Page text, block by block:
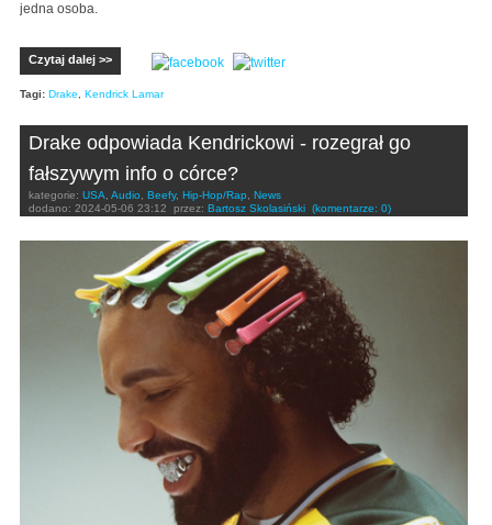
jedna osoba.
Czytaj dalej >>
Tagi: Drake, Kendrick Lamar
Drake odpowiada Kendrickowi - rozegrał go
fałszywym info o córce?
kategorie: USA, Audio, Beefy, Hip-Hop/Rap, News
dodano: 2024-05-06 23:12 przez: Bartosz Skolasiński (komentarze: 0)